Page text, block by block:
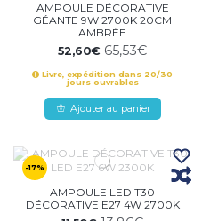
AMPOULE DÉCORATIVE
GÉANTE 9W 2700K 20CM
AMBRÉE
52,60€65,53€
Livre, expédition dans 20/30
jours ouvrables
Ajouter au panier
-17%
AMPOULE LED T30
DÉCORATIVE E27 4W 2700K